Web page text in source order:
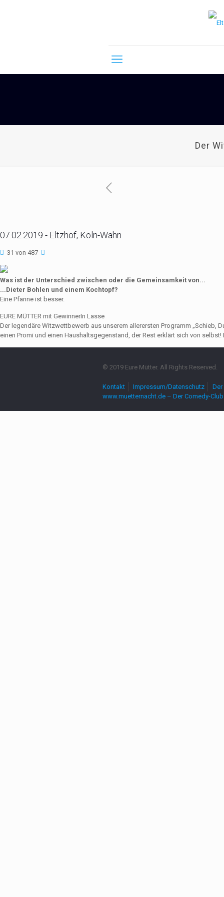
Der
07.02.2019 - Eltzhof, Köln-Wahn
31 von 487
Was ist der Unterschied zwischen oder die Gemeinsamkeit von...
...Dieter Bohlen und einem Kochtopf?
Eine Pfanne ist besser.
EURE MÜTTER mit GewinnerIn Lasse
Der legendäre Witzwettbewerb aus unserem allerersten Programm „Schieb,
einen Promi und einen Haushaltsgegenstand, der Rest erklärt sich von
© 2019 Eure Mütter. All Rights Reserved.
Kontakt Impressum/Datenschutz
www.muetternacht.de – Der Comedy-Club